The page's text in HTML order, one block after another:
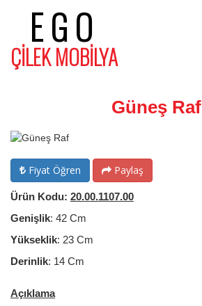
EGO
ÇİLEK MOBİLYA
Güneş Raf
Fiyat Öğren Paylaş
Ürün Kodu: 20.00.1107.00
Genişlik: 42 Cm
Yükseklik: 23 Cm
Derinlik: 14 Cm
Açıklama